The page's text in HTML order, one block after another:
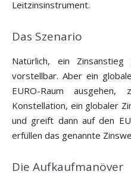
Leitzinsinstrument.
Das Szenario
Natürlich, ein
vorstellbar. Aber ein
EURO-Raum
Konstellation, ein globaler
und greift dann auf den
erfüllen das genannte
Die Aufkaufmanöver